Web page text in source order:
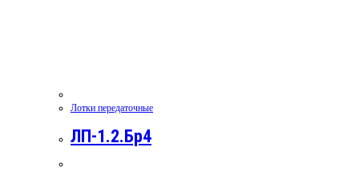
Лотки передаточные
ЛП-1.2.Бр4